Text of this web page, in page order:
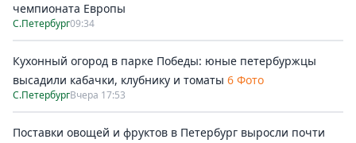
чемпионата Европы
С.Петербург09:34
Кухонный огород в парке Победы: юные петербуржцы
высадили кабачки, клубнику и томаты 6 Фото
С.ПетербургВчера 17:53
Поставки овощей и фруктов в Петербург выросли почти